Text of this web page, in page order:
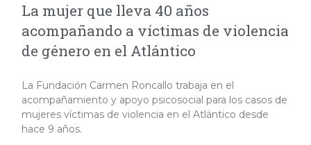
La mujer que lleva 40 años
acompañando a víctimas de violencia
de género en el Atlántico
La Fundación Carmen Roncallo trabaja en el
acompañamiento y apoyo psicosocial para los casos de
mujeres víctimas de violencia en el Atlántico desde
hace 9 años.